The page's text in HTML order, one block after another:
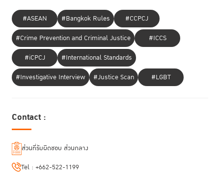
#ASEAN #Bangkok Rules
#CCPCJ
#Crime Prevention and Criminal Justice
#ICCS
#iCPCJ
#International Standards
#Investigative Interview
#Justice Scan #LGBT
Contact :
ส่วนที่รับผิดชอบ ส่วนกลาง
Tel : +662-522-1199